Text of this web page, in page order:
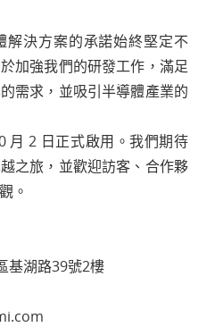
解決方案的承諾始終堅定不
加強我們的研發工作，滿足
需求，並吸引半導體產業的
月 2 日正式啟用。我們期待
之旅，並歡迎訪客、合作夥
。
基湖路39號2樓